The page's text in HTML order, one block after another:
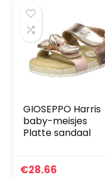
GIOSEPPO Harris
baby-meisjes
Platte sandaal
€28.66